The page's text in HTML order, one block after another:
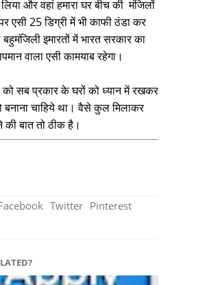
और वहां हमारा घर बीच की मंजिलों
एसी 25 डिग्री में भी काफी ठंडा कर
इमारतों में भारत सरकार का
वाला एसी कामयाब रहेगा।
सब प्रकार के घरों को ध्यान में रखकर
बनाना चाहिये था। वैसे कुल मिलाकर
की बात तो ठीक है।
Twitter Pinterest